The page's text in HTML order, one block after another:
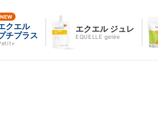
クエル
チプラス
エクエル ジュレ
EQUELLE gelée